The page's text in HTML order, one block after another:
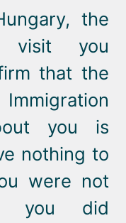
the
visit you
that the
you is
nothing to
were not
you did